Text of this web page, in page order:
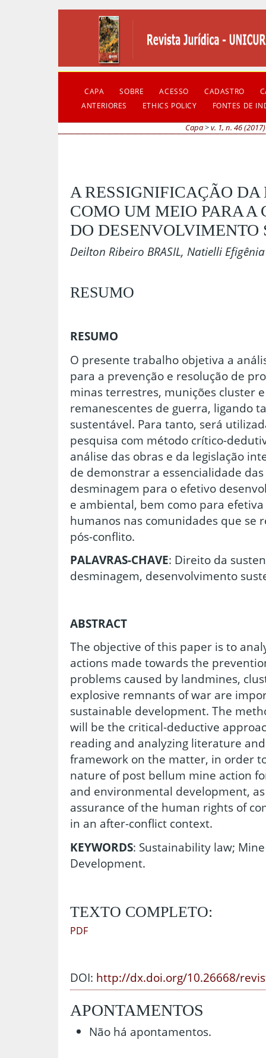
CAPA SOBRE ACESSO CADASTRO
ANTERIORES
ETHICS POLICY FONTES DE
Capa>v. 1, n. 46 (2017)
A RESSIGNIFICAÇÃO
COMO UM MEIO PARA A
DO DESENVOLVIMENTO
Deilton Ribeiro BRASIL, Natielli
RESUMO
RESUMO
O presente trabalho objetiva a
para a prevenção e resolução de
minas terrestres, munições cluster
remanescentes de guerra, ligando
sustentável. Para tanto, será
pesquisa com método crítico-
análise das obras e da legislação
de demonstrar a essencialidade
desminagem para o efetivo
e ambiental, bem como para
humanos nas comunidades que se
pós-conflito.
PALAVRAS-CHAVE: Direito da
desminagem, desenvolvimento
ABSTRACT
The objective of this paper is to
actions made towards the
problems caused by landmines,
explosive remnants of war are
sustainable development. The
will be the critical-deductive
reading and analyzing literature
framework on the matter, in order
nature of post bellum mine action
and environmental development,
assurance of the human rights of
in an after-conflict context.
KEYWORDS: Sustainability law;
Development.
TEXTO COMPLETO:
PDF
DOI: http://dx.doi.org/10.26668/
APONTAMENTOS
Não há apontamentos.